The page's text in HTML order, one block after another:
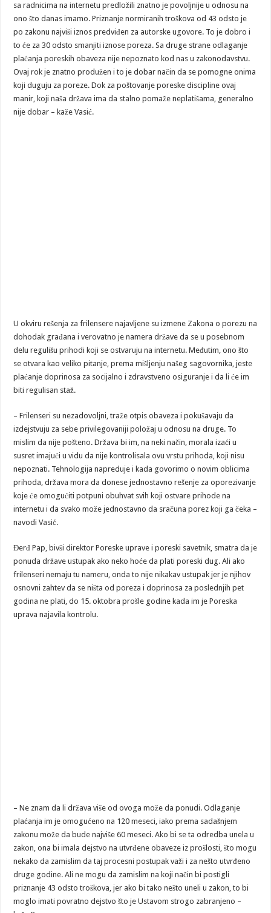
sa radnicima na internetu predložili znatno je povoljnije u odnosu na
ono što danas imamo. Priznanje normiranih troškova od 43 odsto je
po zakonu najviši iznos predviđen za autorske ugovore. To je dobro i
to će za 30 odsto smanjiti iznose poreza. Sa druge strane odlaganje
plaćanja poreskih obaveza nije nepoznato kod nas u zakonodavstvu.
Ovaj rok je znatno produžen i to je dobar način da se pomogne onima
koji duguju za poreze. Dok za poštovanje poreske discipline ovaj
manir, koji naša država ima da stalno pomaže neplatišama, generalno
nije dobar – kaže Vasić.
U okviru rešenja za frilensere najavljene su izmene Zakona o porezu na
dohodak građana i verovatno je namera države da se u posebnom
delu regulišu prihodi koji se ostvaruju na internetu. Međutim, ono što
se otvara kao veliko pitanje, prema mišljenju našeg sagovornika, jeste
plaćanje doprinosa za socijalno i zdravstveno osiguranje i da li će im
biti regulisan staž.
– Frilenseri su nezadovoljni, traže otpis obaveza i pokušavaju da
izdejstvuju za sebe privilegovaniji položaj u odnosu na druge. To
mislim da nije pošteno. Država bi im, na neki način, morala izaći u
susret imajući u vidu da nije kontrolisala ovu vrstu prihoda, koji nisu
nepoznati. Tehnologija napreduje i kada govorimo o novim oblicima
prihoda, država mora da donese jednostavno rešenje za oporezivanje
koje će omogućiti potpuni obuhvat svih koji ostvare prihode na
internetu i da svako može jednostavno da sračuna porez koji ga čeka –
navodi Vasić.
Đerđ Pap, bivši direktor Poreske uprave i poreski savetnik, smatra da je
ponuda države ustupak ako neko hoće da plati poreski dug. Ali ako
frilenseri nemaju tu nameru, onda to nije nikakav ustupak jer je njihov
osnovni zahtev da se ništa od poreza i doprinosa za poslednjih pet
godina ne plati, do 15. oktobra prošle godine kada im je Poreska
uprava najavila kontrolu.
– Ne znam da li država više od ovoga može da ponudi. Odlaganje
plaćanja im je omogućeno na 120 meseci, iako prema sadašnjem
zakonu može da bude najviše 60 meseci. Ako bi se ta odredba unela u
zakon, ona bi imala dejstvo na utvrđene obaveze iz prošlosti, što mogu
nekako da zamislim da taj procesni postupak važi i za nešto utvrđeno
druge godine. Ali ne mogu da zamislim na koji način bi postigli
priznanje 43 odsto troškova, jer ako bi tako nešto uneli u zakon, to bi
moglo imati povratno dejstvo što je Ustavom strogo zabranjeno –